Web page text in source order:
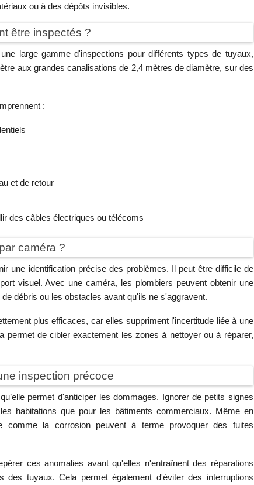
ou à des dépôts invisibles.
être inspectés ?
large gamme d'inspections pour différents types de tuyaux,
aux grandes canalisations de 2,4 mètres de diamètre, sur des
:
et de retour
des câbles électriques ou télécoms
caméra ?
une identification précise des problèmes. Il peut être difficile de
visuel. Avec une caméra, les plombiers peuvent obtenir une
débris ou les obstacles avant qu'ils ne s'aggravent.
plus efficaces, car elles suppriment l'incertitude liée à une
permet de cibler exactement les zones à nettoyer ou à réparer,
inspection précoce
permet d'anticiper les dommages. Ignorer de petits signes
habitations que pour les bâtiments commerciaux. Même en
comme la corrosion peuvent à terme provoquer des fuites
ces anomalies avant qu'elles n'entraînent des réparations
des tuyaux. Cela permet également d'éviter des interruptions